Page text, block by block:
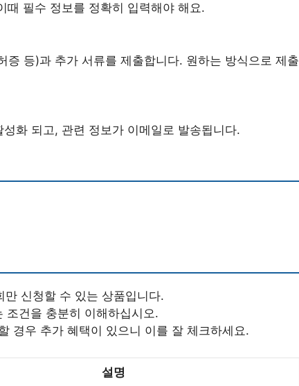
때 필수 정보를 정확히 입력해야 해요.
증 등)과 추가 서류를 제출합니다. 원하는 방식으로 제출
화 되고, 관련 정보가 이메일로 발송됩니다.
만 신청할 수 있는 상품입니다.
조건을 충분히 이해하십시오.
경우 추가 혜택이 있으니 이를 잘 체크하세요.
설명